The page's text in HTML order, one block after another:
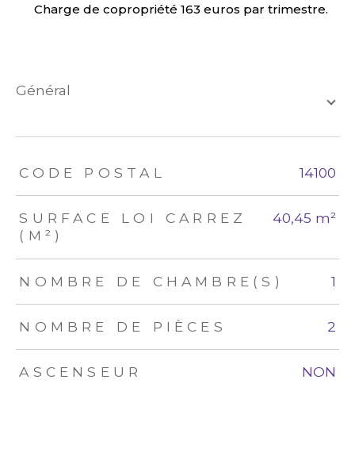
Charge de copropriété 163 euros par trimestre.
général
TRAD_ZEPHYR_Caracteristique TRAD_ZEPHYR_Valeurs
CODE POSTAL 14100
SURFACE LOI CARREZ
(M²)
40,45 m²
NOMBRE DE CHAMBRE(S) 1
NOMBRE DE PIÈCES 2
ASCENSEUR NON